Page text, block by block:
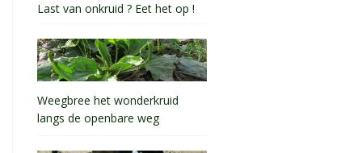
Last van onkruid ? Eet het op !
Weegbree het wonderkruid
langs de openbare weg